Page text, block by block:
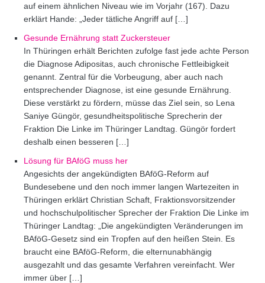
auf einem ähnlichen Niveau wie im Vorjahr (167). Dazu
erklärt Hande: „Jeder tätliche Angriff auf […]
Gesunde Ernährung statt Zuckersteuer
In Thüringen erhält Berichten zufolge fast jede achte Person
die Diagnose Adipositas, auch chronische Fettleibigkeit
genannt. Zentral für die Vorbeugung, aber auch nach
entsprechender Diagnose, ist eine gesunde Ernährung.
Diese verstärkt zu fördern, müsse das Ziel sein, so Lena
Saniye Güngör, gesundheitspolitische Sprecherin der
Fraktion Die Linke im Thüringer Landtag. Güngör fordert
deshalb einen besseren […]
Lösung für BAföG muss her
Angesichts der angekündigten BAföG-Reform auf
Bundesebene und den noch immer langen Wartezeiten in
Thüringen erklärt Christian Schaft, Fraktionsvorsitzender
und hochschulpolitischer Sprecher der Fraktion Die Linke im
Thüringer Landtag: „Die angekündigten Veränderungen im
BAföG-Gesetz sind ein Tropfen auf den heißen Stein. Es
braucht eine BAföG-Reform, die elternunabhängig
ausgezahlt und das gesamte Verfahren vereinfacht. Wer
immer über […]